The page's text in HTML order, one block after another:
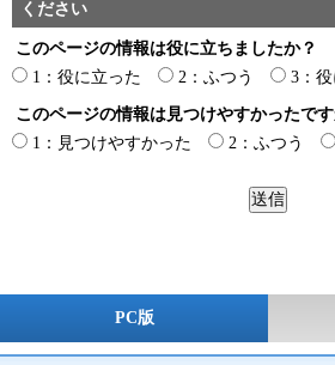
ください
このページの情報は役に立ちましたか？
1：役に立った
2：ふつう 3：
このページの情報は見つけやすかったです
1：見つけやすかった
2：ふつう
PC版